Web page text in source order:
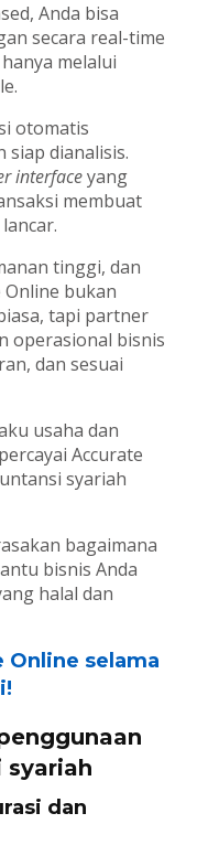
Anda bisa
secara real-time
melalui
otomatis
dianalisis.
interfaceyang
membuat
tinggi, dan
bukan
tapi partner
operasional bisnis
dan sesuai
usaha dan
Accurate
syariah
bagaimana
bisnis Anda
halal dan
Online selama
dan